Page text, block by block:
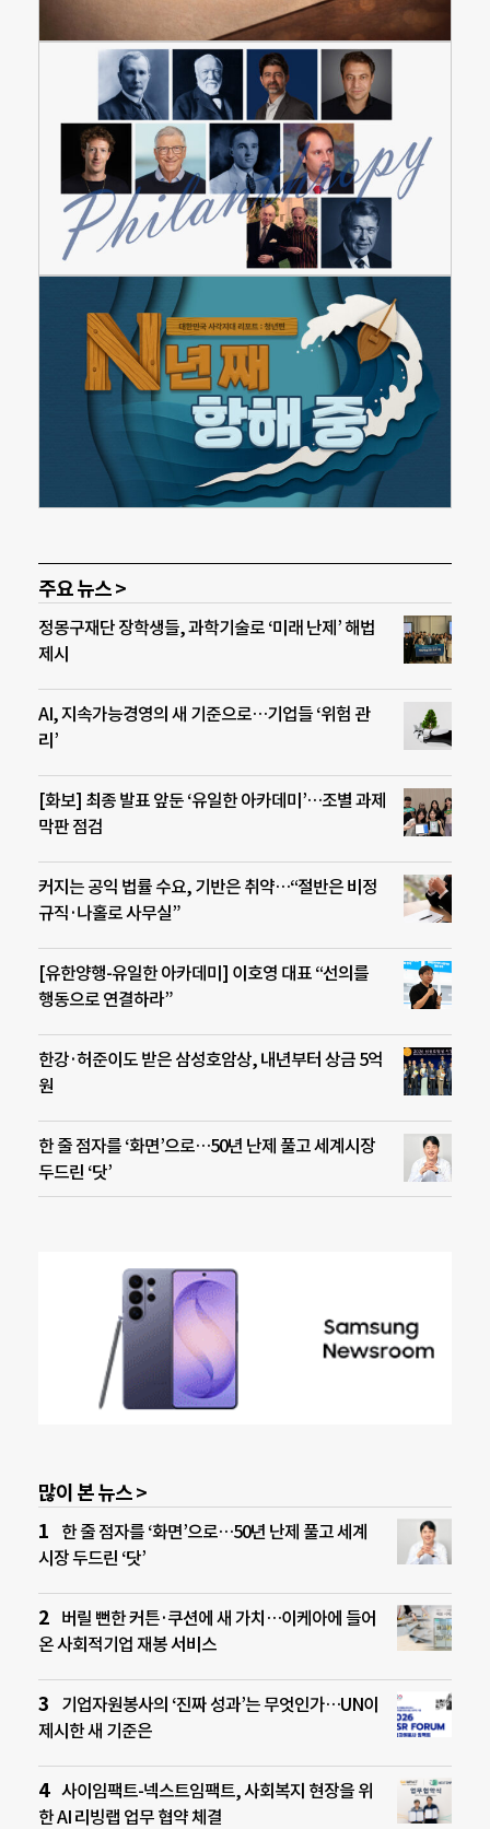
주요 뉴스 >
정몽구재단 장학생들, 과학기술로 ‘미래 난제’ 해법
제시
AI, 지속가능경영의 새 기준으로…기업들 ‘위험 관
리’
[화보] 최종 발표 앞둔 ‘유일한 아카데미’…조별 과제
막판 점검
커지는 공익 법률 수요, 기반은 취약…“절반은 비정
규직·나홀로 사무실”
[유한양행-유일한 아카데미] 이호영 대표 “선의를
행동으로 연결하라”
한강·허준이도 받은 삼성호암상, 내년부터 상금 5억
원
한 줄 점자를 ‘화면’으로…50년 난제 풀고 세계시장
두드린 ‘닷’
많이 본 뉴스 >
한 줄 점자를 ‘화면’으로…50년 난제 풀고 세계
시장 두드린 ‘닷’
버릴 뻔한 커튼·쿠션에 새 가치…이케아에 들어
온 사회적기업 재봉 서비스
기업자원봉사의 ‘진짜 성과’는 무엇인가…UN이
제시한 새 기준은
사이임팩트-넥스트임팩트, 사회복지 현장을 위
한 AI 리빙랩 업무 협약 체결